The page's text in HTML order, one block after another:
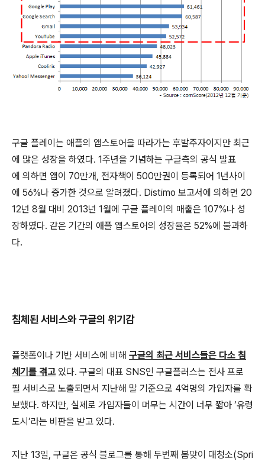
구글 플레이는 애플의 앱스토어을 따라가는 후발주자이지만 최근
에 많은 성장을 하였다. 1주년을 기념하는 구글측의 공식 발표
에 의하면 앱이 70만개, 전자책이 500만권이 등록되어 1년사이
에 56%나 증가한 것으로 알려졌다. Distimo 보고서에 의하면 20
12년 8월 대비 2013년 1월에 구글 플레이의 매출은 107%나 성
장하였다. 같은 기간의 애플 앱스토어의 성장율은 52%에 불과하
다.
침체된 서비스와 구글의 위기감
플랫폼이나 기반 서비스에 비해 구글의 최근 서비스들은 다소 침
체기를 겪고있다. 구글의 대표 SNS인 구글플러스는 전사 프로
필 서비스로 노출되면서 지난해 말 기준으로 4억명의 가입자를 확
보했다. 하지만, 실제로 가입자들이 머무는 시간이 너무 짧아 ‘유령
도시’라는 비판을 받고 있다.
지난 13일, 구글은 공식 블로그를 통해 두번째 봄맞이 대청소(Spri